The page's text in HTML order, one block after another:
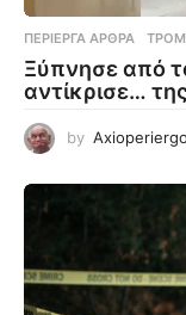
ΠΕΡΊΕΡΓΑ ΆΡΘΡΑ
Ξύπνησε από
αντίκρισε…
by